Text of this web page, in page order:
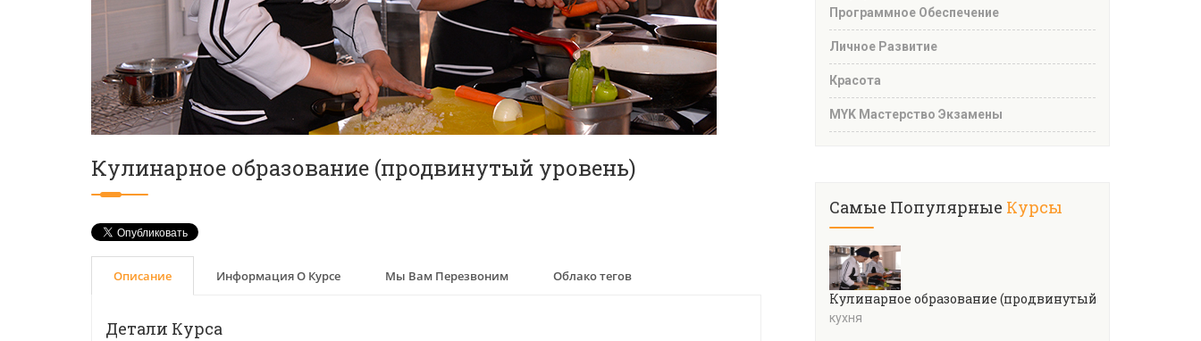
Кулинарное образование (продвинутый уровень)
Описание Информация О Курсе Мы Вам Перезвоним Облако тегов
Детали Курса
Программное Обеспечение
Личное Развитие
Красота
MYK Мастерство Экзамены
Самые Популярные Курсы
Кулинарное образование (продвинутый уровень)
кухня